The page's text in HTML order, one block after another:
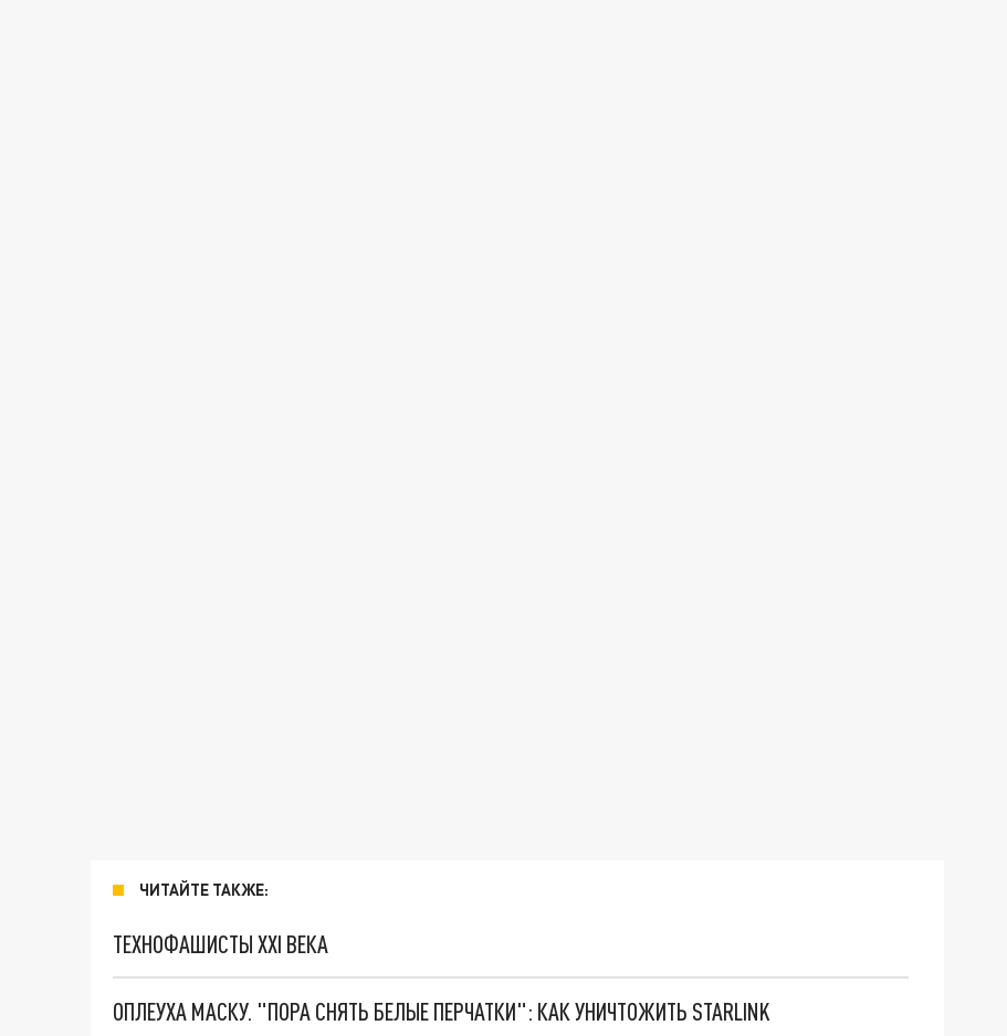
ЧИТАЙТЕ ТАКЖЕ:
ТЕХНОФАШИСТЫ XXI ВЕКА
ОПЛЕУХА МАСКУ. "ПОРА СНЯТЬ БЕЛЫЕ ПЕРЧАТКИ": КАК УНИЧТОЖИТЬ STARLINK